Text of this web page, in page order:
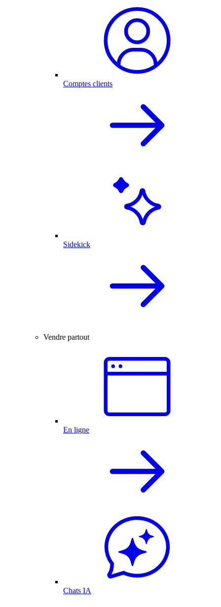
Comptes clients
Sidekick
Vendre partout
En ligne
Chats IA